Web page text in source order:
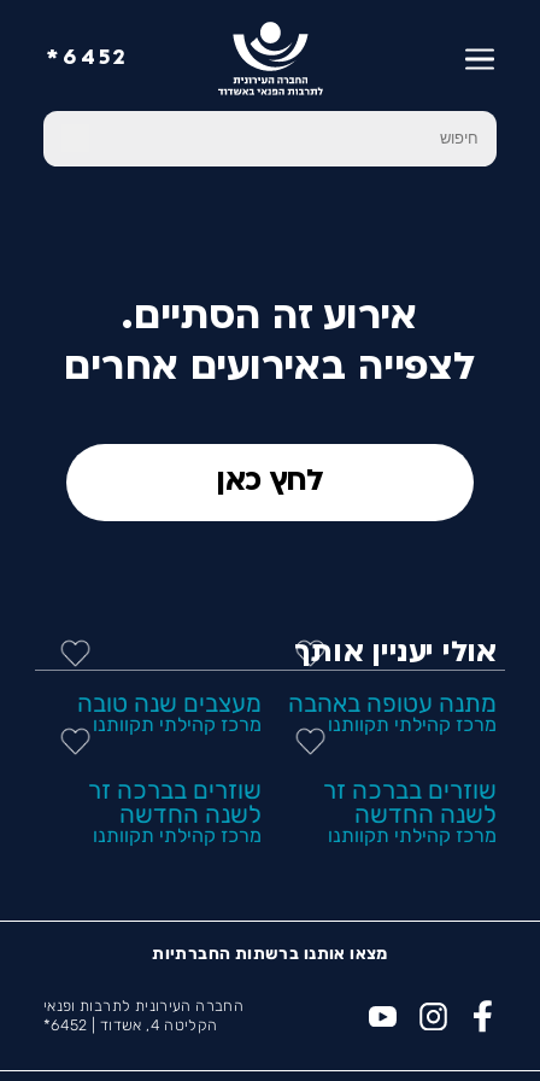
6452*
אירוע זה הסתיים.
לצפייה באירועים אחרים
לחץ כאן
אולי יעניין אותך
מתנה עטופה באהבה
מרכז קהילתי תקוותנו
מעצבים שנה טובה
מרכז קהילתי תקוותנו
שוזרים בברכה זר
לשנה החדשה
מרכז קהילתי תקוותנו
שוזרים בברכה זר
לשנה החדשה
מרכז קהילתי תקוותנו
מצאו אותנו ברשתות החברתיות
החברה העירונית לתרבות ופנאי
הקליטה 4, אשדוד |
6452*